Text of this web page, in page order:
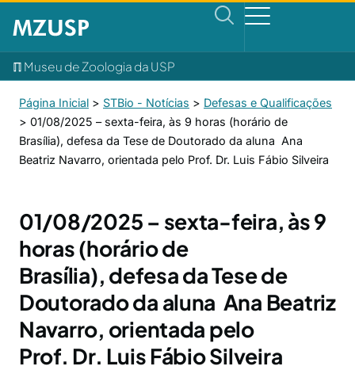
ℿ Museu de Zoologia da USP
Página Inicial > STBio - Notícias > Defesas e Qualificações
> 01/08/2025 – sexta-feira, às 9 horas (horário de
Brasília), defesa da Tese de Doutorado da aluna Ana
Beatriz Navarro, orientada pelo Prof. Dr. Luis Fábio Silveira
01/08/2025 – sexta-feira, às 9
horas (horário de
Brasília), defesa da Tese de
Doutorado da aluna Ana Beatriz
Navarro, orientada pelo
Prof. Dr. Luis Fábio Silveira